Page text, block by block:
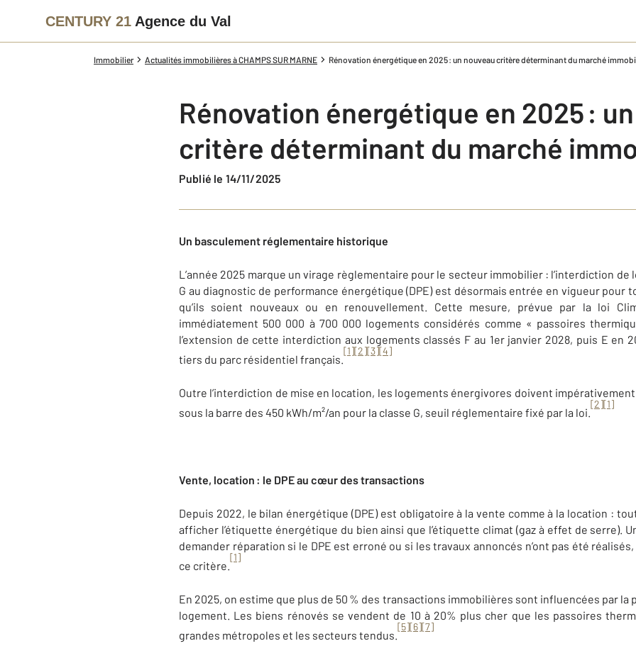
CENTURY 21 Agence du Val
Immobilier Actualités immobilières à CHAMPS SUR MARNE Rénovation énergétique en 2025 : un nouveau critère déterminant du marché
Rénovation énergétique en 2025 :
critère déterminant du marché
Publié le 14/11/2025
Un basculement réglementaire historique
L’année 2025 marque un virage règlementaire pour le secteur immobilier : l’interdiction
G au diagnostic de performance énergétique (DPE) est désormais entrée en vigueur pour
qu’ils soient nouveaux ou en renouvellement. Cette mesure, prévue par la loi
immédiatement 500 000 à 700 000 logements considérés comme « passoires
l’extension de cette interdiction aux logements classés F au 1er janvier 2028, puis E en
tiers du parc résidentiel français.
[1][2][3][4]
Outre l’interdiction de mise en location, les logements énergivores doivent
sous la barre des 450 kWh/m²/an pour la classe G, seuil réglementaire fixé par la loi.
[2][1]
Vente, location : le DPE au cœur des transactions
Depuis 2022, le bilan énergétique (DPE) est obligatoire à la vente comme à la location :
afficher l’étiquette énergétique du bien ainsi que l’étiquette climat (gaz à effet de serre).
demander réparation si le DPE est erroné ou si les travaux annoncés n’ont pas été
ce critère.
[1]
En 2025, on estime que plus de 50 % des transactions immobilières sont influencées par
logement. Les biens rénovés se vendent de 10 à 20% plus cher que les passoires
grandes métropoles et les secteurs tendus.
[5][6][7]